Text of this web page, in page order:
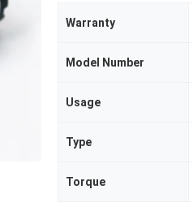
Warranty
Model Number
Usage
Type
Torque